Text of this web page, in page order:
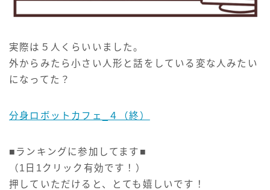
実際は５人くらいいました。
外からみたら小さい人形と話をしている変な人みたい
になってた？
分身ロボットカフェ_４（終）
■ランキングに参加してます■
（1日1クリック有効です！）
押していただけると、とても嬉しいです！